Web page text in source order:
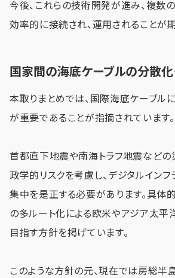
今後、これらの技術開発が進み、複数
効率的に接続され、運用されることが
国家間の海底ケーブルの分散化
本取りまとめでは、国際海底ケーブル
が重要であることが指摘されています。
首都直下地震や南海トラフ地震など
政学的リスクを考慮し、デジタルインフ
集中を是正する必要があります。具体
の多ルート化による欧米やアジア太平
目指す方針を掲げています。
このような方針の元、現在では房総半